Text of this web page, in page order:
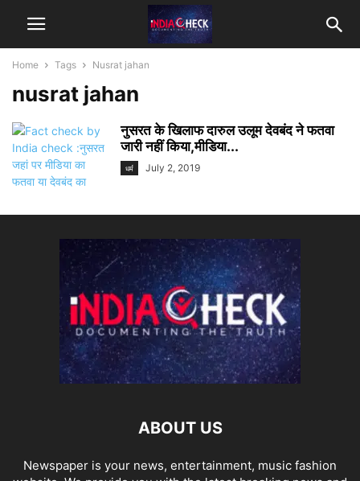
Home Tags Nusrat jahan
nusrat jahan
नुसरत के खिलाफ दारुल उलूम देवबंद ने फतवा
जारी नहीं किया,मीडिया...
धर्म July 2, 2019
ABOUT US
Newspaper is your news, entertainment, music fashion